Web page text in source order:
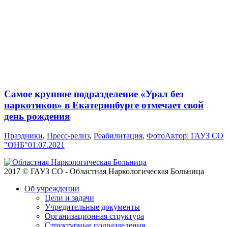
Самое крупное подразделение «Урал без
наркотиков» в Екатеринбурге отмечает свой
день рождения
Праздники, Пресс-релиз, Реабилитация, ФотоАвтор: ГАУЗ СО
"ОНБ"01.07.2021
2017 © ГАУЗ СО - Областная Наркологическая Больница
Об учреждении
Цели и задачи
Учредительные документы
Организационная структура